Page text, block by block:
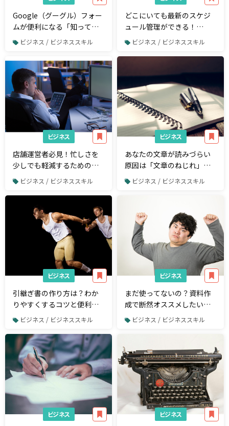
Google（グーグル）フォー
ムが便利になる「知ってお
きたい」アドバンステクニ
ビジネス / ビジネススキル
どこにいても最新のスケジ
ュール管理ができる！
Lifebearの登録と使い方
ビジネス / ビジネススキル
ビジネス
店舗運営者必見！忙しさを
少しでも軽減するためのシ
フト管理ツール25選
ビジネス / ビジネススキル
ビジネス
あなたの文章が読みづらい
原因は「文章のねじれ」か
も？原因と対策を解説
ビジネス / ビジネススキル
ビジネス
引継ぎ書の作り方は？わか
りやすくするコツと便利な
テンプレート10選
ビジネス / ビジネススキル
ビジネス
まだ使ってないの？資料作
成で断然オススメしたい
「Googleスライド」とは
ビジネス / ビジネススキル
ビジネス ビジネス